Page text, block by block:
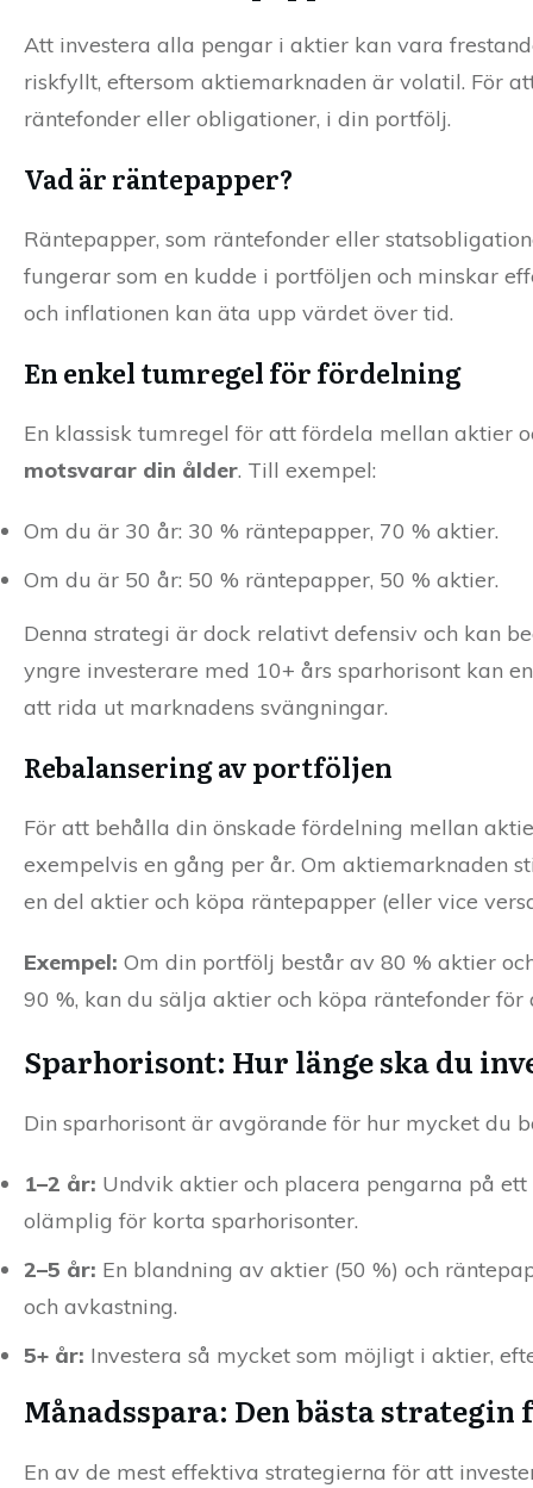
Att investera alla pengar i aktier kan vara
riskfyllt, eftersom aktiemarknaden är volatil. För
räntefonder eller obligationer, i din portfölj.
Vad är räntepapper?
Räntepapper, som räntefonder eller
fungerar som en kudde i portföljen och minskar
och inflationen kan äta upp värdet över tid.
En enkel tumregel för fördelning
En klassisk tumregel för att fördela mellan aktier
motsvarar din ålder. Till exempel:
Om du är 30 år: 30 % räntepapper, 70 % aktier.
Om du är 50 år: 50 % räntepapper, 50 % aktier.
Denna strategi är dock relativt defensiv och kan
yngre investerare med 10+ års sparhorisont kan
att rida ut marknadens svängningar.
Rebalansering av portföljen
För att behålla din önskade fördelning mellan
exempelvis en gång per år. Om aktiemarknaden
en del aktier och köpa räntepapper (eller vice
Exempel: Om din portfölj består av 80 % aktier
90 %, kan du sälja aktier och köpa räntefonder
Sparhorisont: Hur länge ska du
Din sparhorisont är avgörande för hur mycket du
1–2 år: Undvik aktier och placera pengarna på
olämplig för korta sparhorisonter.
2–5 år: En blandning av aktier (50 %) och
och avkastning.
5+ år: Investera så mycket som möjligt i aktier,
Månadsspara: Den bästa strategin
En av de mest effektiva strategierna för att